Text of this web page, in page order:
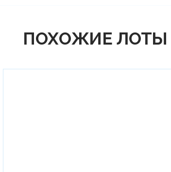
ПОХОЖИЕ ЛОТЫ